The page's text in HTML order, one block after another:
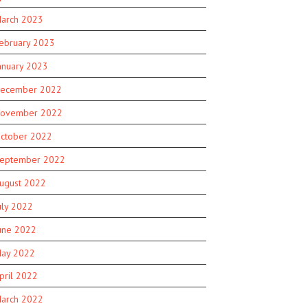
2023
2023
2023
2022
2022
2022
2022
2022
2022
2022
2022
2022
2022